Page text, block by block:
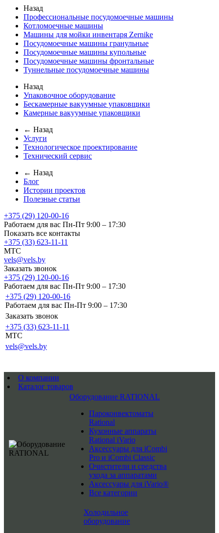
Назад
Профессиональные посудомоечные машины
Котломоечные машины
Машины для мойки инвентаря Zernike
Посудомоечные машины гранульные
Посудомоечные машины купольные
Посудомоечные машины фронтальные
Туннельные посудомоечные машины
Назад
Упаковочное оборудование
Бескамерные вакуумные упаковщики
Камерные вакуумные упаковщики
← Назад
Услуги
Технологическое проектирование
Технический сервис
← Назад
Блог
Истории проектов
Полезные статьи
+375 (29) 120-00-16
Работаем для вас Пн-Пт 9:00 – 17:30
Показать все контакты
+375 (33) 623-11-11
MTC
vels@vels.by
Заказать звонок
+375 (29) 120-00-16
Работаем для вас Пн-Пт 9:00 – 17:30
+375 (29) 120-00-16
Работаем для вас Пн-Пт 9:00 – 17:30
Заказать звонок
+375 (33) 623-11-11
MTC
vels@vels.by
О компании
Каталог товаров
Оборудование RATIONAL
Пароконвектоматы
Rational
Кухонные аппараты
Rational iVario
Аксессуары для iCombi
Pro и iCombi Classic
Очистители и средства
ухода за аппаратами
Аксессуары для iVario®
Все категории
Холодильное
оборудование